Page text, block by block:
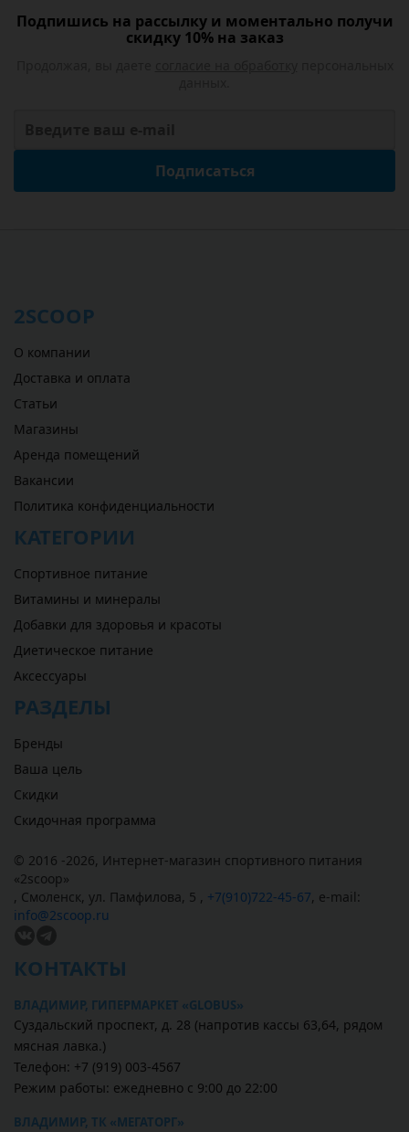
Подпишись на рассылку и моментально получи
скидку 10% на заказ
Подписаться
2SCOOP
О компании
Доставка и оплата
Статьи
Магазины
Аренда помещений
Вакансии
Политика конфиденциальности
КАТЕГОРИИ
Спортивное питание
Витамины и минералы
Добавки для здоровья и красоты
Диетическое питание
Аксессуары
РАЗДЕЛЫ
Бренды
Ваша цель
Скидки
Скидочная программа
© 2016 -2026, Интернет-магазин спортивного питания
«2scoop»
, Смоленск, ул. Памфилова, 5 , +7(910)722-45-67, e-mail:
info@2scoop.ru
КОНТАКТЫ
ВЛАДИМИР, ГИПЕРМАРКЕТ «GLOBUS»
Суздальский проспект, д. 28 (напротив кассы 63,64, рядом
мясная лавка.)
Телефон: +7 (919) 003-4567
Режим работы: ежедневно с 9:00 до 22:00
ВЛАДИМИР, ТК «МЕГАТОРГ»